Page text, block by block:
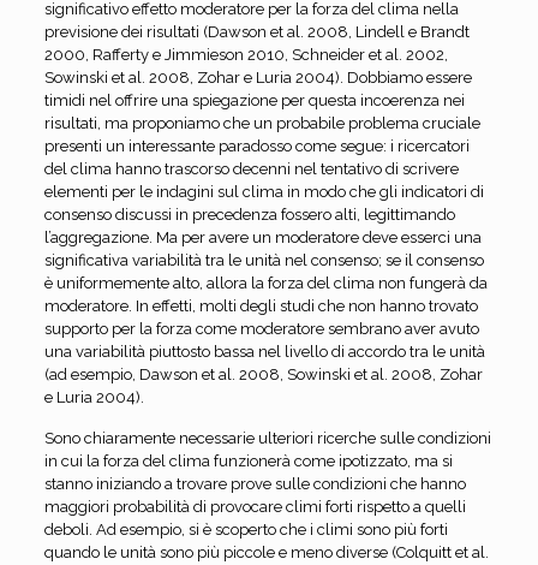
significativo effetto moderatore per la forza del clima nella
previsione dei risultati (Dawson et al. 2008, Lindell e Brandt
2000, Rafferty e Jimmieson 2010, Schneider et al. 2002,
Sowinski et al. 2008, Zohar e Luria 2004). Dobbiamo essere
timidi nel offrire una spiegazione per questa incoerenza nei
risultati, ma proponiamo che un probabile problema cruciale
presenti un interessante paradosso come segue: i ricercatori
del clima hanno trascorso decenni nel tentativo di scrivere
elementi per le indagini sul clima in modo che gli indicatori di
consenso discussi in precedenza fossero alti, legittimando
l’aggregazione. Ma per avere un moderatore deve esserci una
significativa variabilità tra le unità nel consenso; se il consenso
è uniformemente alto, allora la forza del clima non fungerà da
moderatore. In effetti, molti degli studi che non hanno trovato
supporto per la forza come moderatore sembrano aver avuto
una variabilità piuttosto bassa nel livello di accordo tra le unità
(ad esempio, Dawson et al. 2008, Sowinski et al. 2008, Zohar
e Luria 2004).
Sono chiaramente necessarie ulteriori ricerche sulle condizioni
in cui la forza del clima funzionerà come ipotizzato, ma si
stanno iniziando a trovare prove sulle condizioni che hanno
maggiori probabilità di provocare climi forti rispetto a quelli
deboli. Ad esempio, si è scoperto che i climi sono più forti
quando le unità sono più piccole e meno diverse (Colquitt et al.